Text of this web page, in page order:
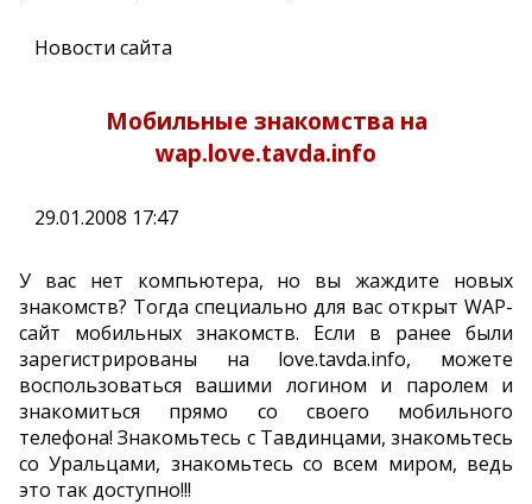
Новости сайта
Мобильные знакомства на
wap.love.tavda.info
29.01.2008 17:47
У вас нет компьютера, но вы жаждите новых
знакомств? Тогда специально для вас открыт WAP-
сайт мобильных знакомств. Если в ранее были
зарегистрированы на love.tavda.info, можете
воспользоваться вашими логином и паролем и
знакомиться прямо со своего мобильного
телефона! Знакомьтесь с Тавдинцами, знакомьтесь
со Уральцами, знакомьтесь со всем миром, ведь
это так доступно!!!